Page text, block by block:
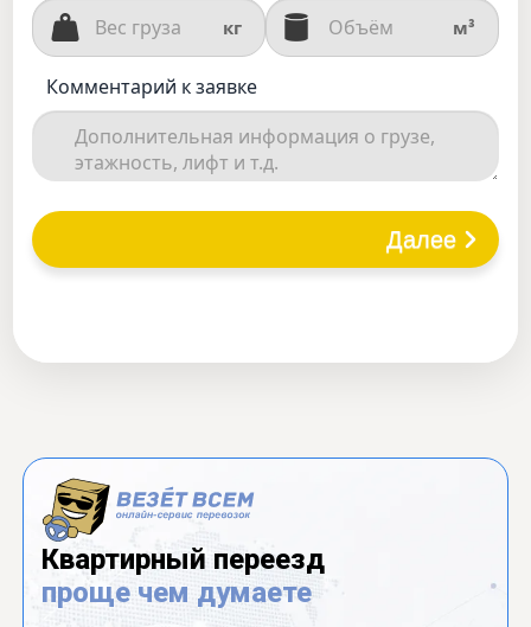
кг м³
Комментарий к заявке
Далее
Квартирный переезд
проще чем думаете